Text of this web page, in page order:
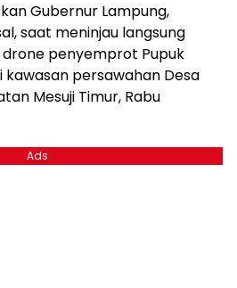
Gubernur Lampung,
saat meninjau langsung
penyemprot Pupuk
kawasan persawahan Desa
Mesuji Timur, Rabu
Ads